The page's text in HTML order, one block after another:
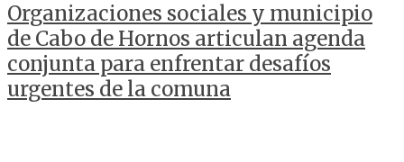
Organizaciones sociales y municipio
de Cabo de Hornos articulan agenda
conjunta para enfrentar desafíos
urgentes de la comuna